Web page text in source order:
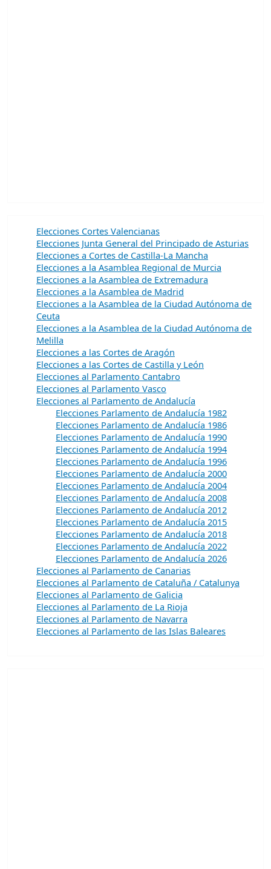
Elecciones Cortes Valencianas
Elecciones Junta General del Principado de Asturias
Elecciones a Cortes de Castilla-La Mancha
Elecciones a la Asamblea Regional de Murcia
Elecciones a la Asamblea de Extremadura
Elecciones a la Asamblea de Madrid
Elecciones a la Asamblea de la Ciudad Autónoma de
Ceuta
Elecciones a la Asamblea de la Ciudad Autónoma de
Melilla
Elecciones a las Cortes de Aragón
Elecciones a las Cortes de Castilla y León
Elecciones al Parlamento Cantabro
Elecciones al Parlamento Vasco
Elecciones al Parlamento de Andalucía
Elecciones Parlamento de Andalucía 1982
Elecciones Parlamento de Andalucía 1986
Elecciones Parlamento de Andalucía 1990
Elecciones Parlamento de Andalucía 1994
Elecciones Parlamento de Andalucía 1996
Elecciones Parlamento de Andalucía 2000
Elecciones Parlamento de Andalucía 2004
Elecciones Parlamento de Andalucía 2008
Elecciones Parlamento de Andalucía 2012
Elecciones Parlamento de Andalucía 2015
Elecciones Parlamento de Andalucía 2018
Elecciones Parlamento de Andalucía 2022
Elecciones Parlamento de Andalucía 2026
Elecciones al Parlamento de Canarias
Elecciones al Parlamento de Cataluña / Catalunya
Elecciones al Parlamento de Galicia
Elecciones al Parlamento de La Rioja
Elecciones al Parlamento de Navarra
Elecciones al Parlamento de las Islas Baleares